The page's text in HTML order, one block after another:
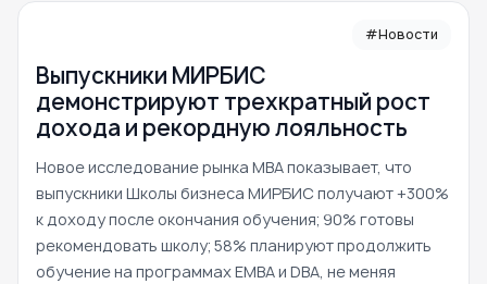
#Новости
Выпускники МИРБИС
демонстрируют трехкратный рост
дохода и рекордную лояльность
Новое исследование рынка MBA показывает, что
выпускники Школы бизнеса МИРБИС получают +300%
к доходу после окончания обучения; 90% готовы
рекомендовать школу; 58% планируют продолжить
обучение на программах EMBA и DBA, не меняя